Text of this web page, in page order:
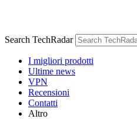
Search TechRadar
I migliori prodotti
Ultime news
VPN
Recensioni
Contatti
Altro